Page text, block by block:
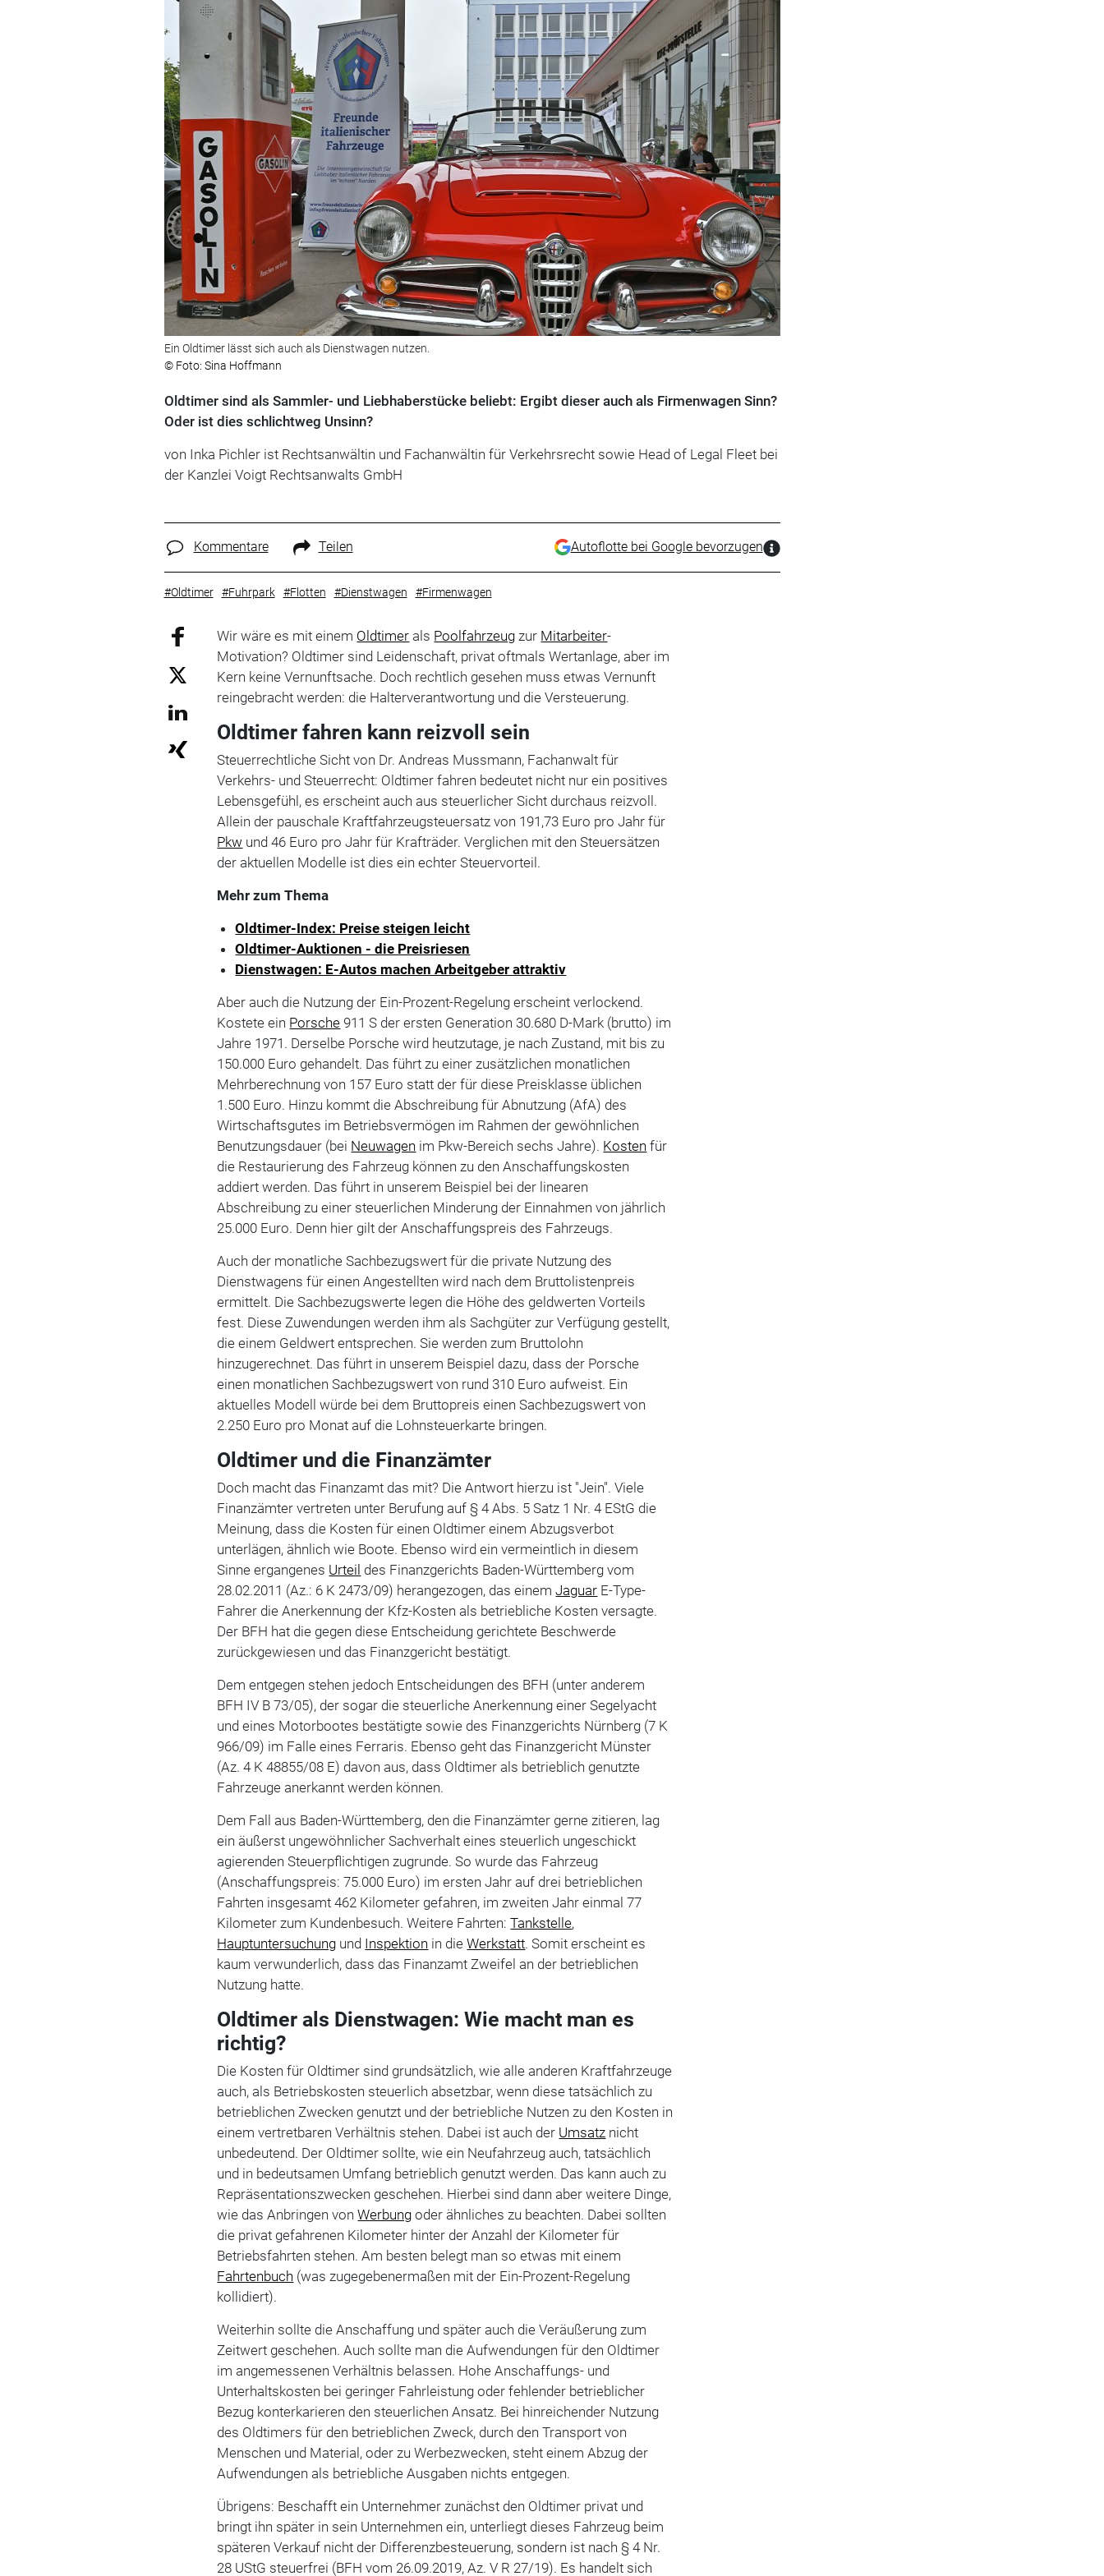
Ein Oldtimer lässt sich auch als Dienstwagen nutzen.
© Foto: Sina Hoffmann
Oldtimer sind als Sammler- und Liebhaberstücke beliebt: Ergibt dieser auch als Firmenwagen Sinn?
Oder ist dies schlichtweg Unsinn?
von Inka Pichler ist Rechtsanwältin und Fachanwältin für Verkehrsrecht sowie Head of Legal Fleet bei
der Kanzlei Voigt Rechtsanwalts GmbH
Kommentare Teilen Autoflotte bei Google bevorzugen
#Oldtimer #Fuhrpark #Flotten #Dienstwagen #Firmenwagen
Wir wäre es mit einem Oldtimer als Poolfahrzeug zur Mitarbeiter-
Motivation? Oldtimer sind Leidenschaft, privat oftmals Wertanlage, aber im
Kern keine Vernunftsache. Doch rechtlich gesehen muss etwas Vernunft
reingebracht werden: die Halterverantwortung und die Versteuerung.
Oldtimer fahren kann reizvoll sein
Steuerrechtliche Sicht von Dr. Andreas Mussmann, Fachanwalt für
Verkehrs- und Steuerrecht: Oldtimer fahren bedeutet nicht nur ein positives
Lebensgefühl, es erscheint auch aus steuerlicher Sicht durchaus reizvoll.
Allein der pauschale Kraftfahrzeugsteuersatz von 191,73 Euro pro Jahr für
Pkw und 46 Euro pro Jahr für Krafträder. Verglichen mit den Steuersätzen
der aktuellen Modelle ist dies ein echter Steuervorteil.
Mehr zum Thema
Oldtimer-Index: Preise steigen leicht
Oldtimer-Auktionen - die Preisriesen
Dienstwagen: E-Autos machen Arbeitgeber attraktiv
Aber auch die Nutzung der Ein-Prozent-Regelung erscheint verlockend.
Kostete ein Porsche 911 S der ersten Generation 30.680 D-Mark (brutto) im
Jahre 1971. Derselbe Porsche wird heutzutage, je nach Zustand, mit bis zu
150.000 Euro gehandelt. Das führt zu einer zusätzlichen monatlichen
Mehrberechnung von 157 Euro statt der für diese Preisklasse üblichen
1.500 Euro. Hinzu kommt die Abschreibung für Abnutzung (AfA) des
Wirtschaftsgutes im Betriebsvermögen im Rahmen der gewöhnlichen
Benutzungsdauer (bei Neuwagen im Pkw-Bereich sechs Jahre). Kosten für
die Restaurierung des Fahrzeug können zu den Anschaffungskosten
addiert werden. Das führt in unserem Beispiel bei der linearen
Abschreibung zu einer steuerlichen Minderung der Einnahmen von jährlich
25.000 Euro. Denn hier gilt der Anschaffungspreis des Fahrzeugs.
Auch der monatliche Sachbezugswert für die private Nutzung des
Dienstwagens für einen Angestellten wird nach dem Bruttolistenpreis
ermittelt. Die Sachbezugswerte legen die Höhe des geldwerten Vorteils
fest. Diese Zuwendungen werden ihm als Sachgüter zur Verfügung gestellt,
die einem Geldwert entsprechen. Sie werden zum Bruttolohn
hinzugerechnet. Das führt in unserem Beispiel dazu, dass der Porsche
einen monatlichen Sachbezugswert von rund 310 Euro aufweist. Ein
aktuelles Modell würde bei dem Bruttopreis einen Sachbezugswert von
2.250 Euro pro Monat auf die Lohnsteuerkarte bringen.
Oldtimer und die Finanzämter
Doch macht das Finanzamt das mit? Die Antwort hierzu ist "Jein". Viele
Finanzämter vertreten unter Berufung auf § 4 Abs. 5 Satz 1 Nr. 4 EStG die
Meinung, dass die Kosten für einen Oldtimer einem Abzugsverbot
unterlägen, ähnlich wie Boote. Ebenso wird ein vermeintlich in diesem
Sinne ergangenes Urteil des Finanzgerichts Baden-Württemberg vom
28.02.2011 (Az.: 6 K 2473/09) herangezogen, das einemJaguar E-Type-
Fahrer die Anerkennung der Kfz-Kosten als betriebliche Kosten versagte.
Der BFH hat die gegen diese Entscheidung gerichtete Beschwerde
zurückgewiesen und das Finanzgericht bestätigt.
Dem entgegen stehen jedoch Entscheidungen des BFH (unter anderem
BFH IV B 73/05), der sogar die steuerliche Anerkennung einer Segelyacht
und eines Motorbootes bestätigte sowie des Finanzgerichts Nürnberg (7 K
966/09) im Falle eines Ferraris. Ebenso geht das Finanzgericht Münster
(Az. 4 K 48855/08 E) davon aus, dass Oldtimer als betrieblich genutzte
Fahrzeuge anerkannt werden können.
Dem Fall aus Baden-Württemberg, den die Finanzämter gerne zitieren, lag
ein äußerst ungewöhnlicher Sachverhalt eines steuerlich ungeschickt
agierenden Steuerpflichtigen zugrunde. So wurde das Fahrzeug
(Anschaffungspreis: 75.000 Euro) im ersten Jahr auf drei betrieblichen
Fahrten insgesamt 462 Kilometer gefahren, im zweiten Jahr einmal 77
Kilometer zum Kundenbesuch. Weitere Fahrten:Tankstelle,
Hauptuntersuchung und Inspektion in dieWerkstatt. Somit erscheint es
kaum verwunderlich, dass das Finanzamt Zweifel an der betrieblichen
Nutzung hatte.
Oldtimer als Dienstwagen: Wie macht man es
richtig?
Die Kosten für Oldtimer sind grundsätzlich, wie alle anderen Kraftfahrzeuge
auch, als Betriebskosten steuerlich absetzbar, wenn diese tatsächlich zu
betrieblichen Zwecken genutzt und der betriebliche Nutzen zu den Kosten in
einem vertretbaren Verhältnis stehen. Dabei ist auch der Umsatz nicht
unbedeutend. Der Oldtimer sollte, wie ein Neufahrzeug auch, tatsächlich
und in bedeutsamen Umfang betrieblich genutzt werden. Das kann auch zu
Repräsentationszwecken geschehen. Hierbei sind dann aber weitere Dinge,
wie das Anbringen vonWerbung oder ähnliches zu beachten. Dabei sollten
die privat gefahrenen Kilometer hinter der Anzahl der Kilometer für
Betriebsfahrten stehen. Am besten belegt man so etwas mit einem
Fahrtenbuch (was zugegebenermaßen mit der Ein-Prozent-Regelung
kollidiert).
Weiterhin sollte die Anschaffung und später auch die Veräußerung zum
Zeitwert geschehen. Auch sollte man die Aufwendungen für den Oldtimer
im angemessenen Verhältnis belassen. Hohe Anschaffungs- und
Unterhaltskosten bei geringer Fahrleistung oder fehlender betrieblicher
Bezug konterkarieren den steuerlichen Ansatz. Bei hinreichender Nutzung
des Oldtimers für den betrieblichen Zweck, durch den Transport von
Menschen und Material, oder zu Werbezwecken, steht einem Abzug der
Aufwendungen als betriebliche Ausgaben nichts entgegen.
Übrigens: Beschafft ein Unternehmer zunächst den Oldtimer privat und
bringt ihn später in sein Unternehmen ein, unterliegt dieses Fahrzeug beim
späteren Verkauf nicht der Differenzbesteuerung, sondern ist nach § 4 Nr.
28 UStG steuerfrei (BFH vom 26.09.2019, Az. V R 27/19). Es handelt sich